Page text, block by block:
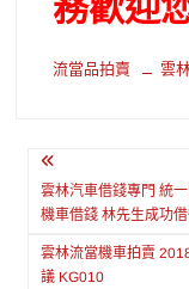
流當品拍賣 雲
文
章
導
雲林汽車借錢專門 統
機車借錢 林先生成功
雲林流當機車拍賣
議 KG010